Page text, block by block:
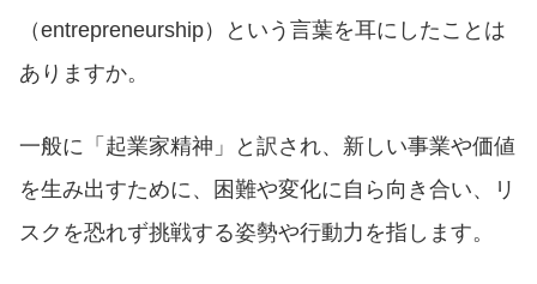
（entrepreneurship）という言葉を耳にしたことは
ありますか。
一般に「起業家精神」と訳され、新しい事業や価値
を生み出すために、困難や変化に自ら向き合い、リ
スクを恐れず挑戦する姿勢や行動力を指します。